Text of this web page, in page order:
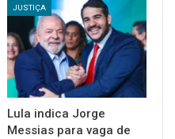
JUSTIÇA
Lula indica Jorge
Messias para vaga de